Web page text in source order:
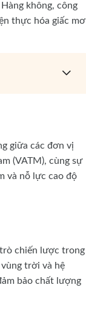
không, công
thực hóa giấc mơ
giữa các đơn vị
(VATM), cùng sự
và nỗ lực cao độ
trò chiến lược trong
trời và hệ
bảo chất lượng